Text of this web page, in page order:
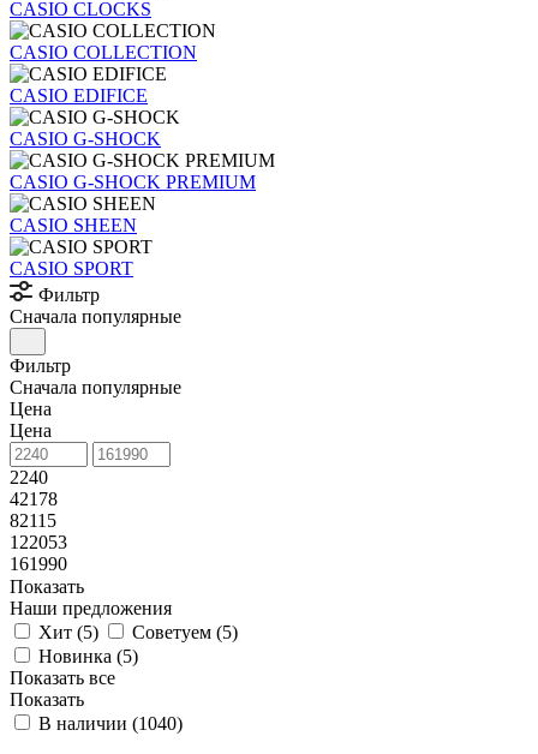
CASIO CLOCKS
CASIO COLLECTION
CASIO EDIFICE
CASIO G-SHOCK
CASIO G-SHOCK PREMIUM
CASIO SHEEN
CASIO SPORT
Фильтр
Сначала популярные
Фильтр
Сначала популярные
Цена
Цена
2240
42178
82115
122053
161990
Показать
Наши предложения
Хит (5) Советуем (5)
Новинка (5)
Показать все
Показать
В наличии (1040)